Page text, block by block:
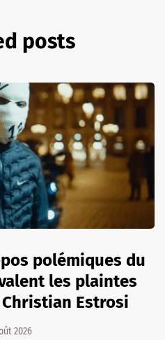
posts
polémiques du
les plaintes
Estrosi
2026